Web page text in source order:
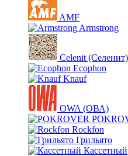
AMF
Armstrong
Celenit (Селенит)
Ecophon
Knauf
OWA (ОВА)
Rockfon
Грильято
Кассетный